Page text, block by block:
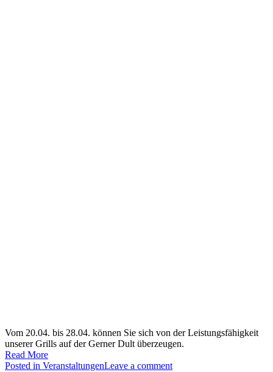
Vom 20.04. bis 28.04. können Sie sich von der Leistungsfähigkeit
unserer Grills auf der Gerner Dult überzeugen.
Read More
Posted in VeranstaltungenLeave a comment